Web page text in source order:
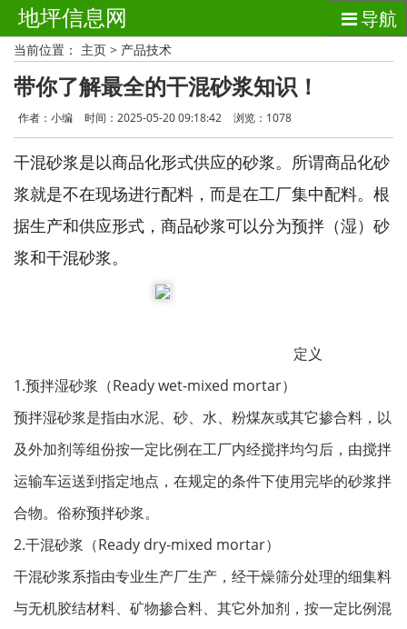
地坪信息网 导航
当前位置： 主页 > 产品技术
带你了解最全的干混砂浆知识！
作者：小编 时间：2025-05-20 09:18:42 浏览： 1078
干混砂浆是以商品化形式供应的砂浆。所谓商品化砂
浆就是不在现场进行配料，而是在工厂集中配料。根
据生产和供应形式，商品砂浆可以分为预拌（湿）砂
浆和干混砂浆。
定义
1.预拌湿砂浆（Ready wet-mixed mortar）
预拌湿砂浆是指由水泥、砂、水、粉煤灰或其它掺合料，以
及外加剂等组份按一定比例在工厂内经搅拌均匀后，由搅拌
运输车运送到指定地点，在规定的条件下使用完毕的砂浆拌
合物。俗称预拌砂浆。
2.干混砂浆（Ready dry-mixed mortar）
干混砂浆系指由专业生产厂生产，经干燥筛分处理的细集料
与无机胶结材料、矿物掺合料、其它外加剂，按一定比例混